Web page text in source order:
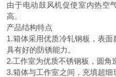
由于电动鼓风机促使室内热空
高。
产品结构特点
1.箱体采用优质冷轧钢板，表面
具有好的防锈能力。
2.工作室为优质不锈钢板，圆角
3.箱体与工作室之间，充填超